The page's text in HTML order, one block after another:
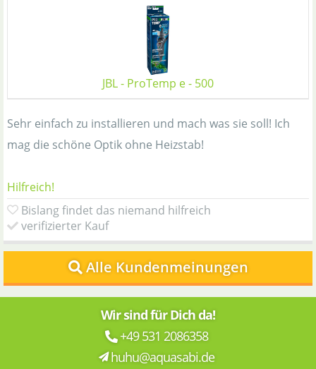
JBL - ProTemp e - 500
Sehr einfach zu installieren und mach was sie soll! Ich
mag die schöne Optik ohne Heizstab!
Hilfreich!
Bislang findet das niemand hilfreich
verifizierter Kauf
Alle Kundenmeinungen
Wir sind für Dich da!
+49 531 2086358
huhu@aquasabi.de